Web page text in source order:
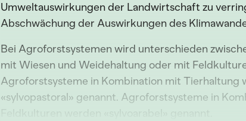
Umweltauswirkungen der Landwirtschaft zu
Abschwächung der Auswirkungen des
Bei Agroforstsystemen wird unterschieden
mit Wiesen und Weidehaltung oder mit
Agroforstsysteme in Kombination mit Tierhaltung
«sylvopastoral» genannt. Agroforstsysteme in
Feldkulturen werden «sylvoarabel» genannt.